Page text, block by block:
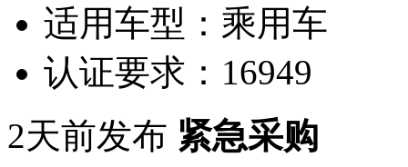
适用车型： 乘用车
认证要求： 16949
2天前发布 紧急采购